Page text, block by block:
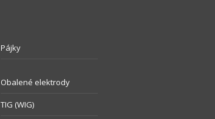
Pájky
Obalené elektrody
TIG (WIG)